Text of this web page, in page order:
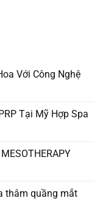
Với Công Nghệ
Tại Mỹ Hợp Spa
thâm quầng mắt